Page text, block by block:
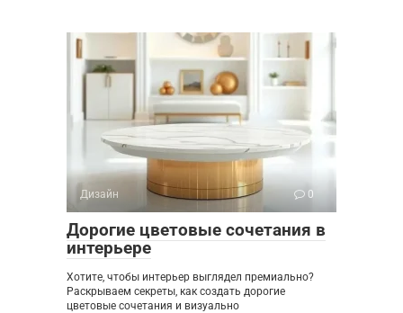
Дизайн 0
Дорогие цветовые сочетания в
интерьере
Хотите, чтобы интерьер выглядел премиально?
Раскрываем секреты, как создать дорогие
цветовые сочетания и визуально